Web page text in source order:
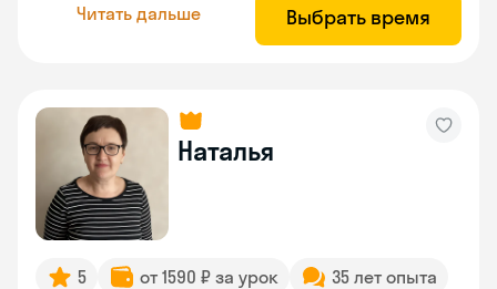
Читать дальше Выбрать время
Наталья
5 от 1590 ₽ за урок
35 лет опыта